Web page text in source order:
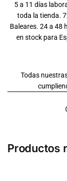
5 a 11 días
toda la tienda.
Baleares. 24 a 48
en stock para
Todas
Productos